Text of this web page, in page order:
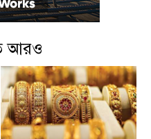
আরও